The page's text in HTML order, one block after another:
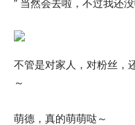
” 当然会去啦，不过我还
不管是对家人，对粉丝，
～
萌德，真的萌萌哒～